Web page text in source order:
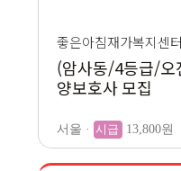
좋은아침재가복지센터
(암사동/4등급/오
양보호사 모집
서울 · 시급 13,800원